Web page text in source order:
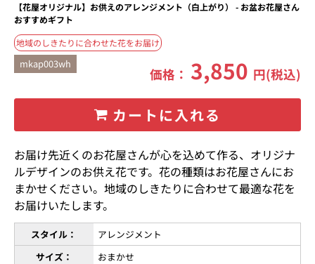
【花屋オリジナル】お供えのアレンジメント（白上がり） - お盆お花屋さん
おすすめギフト
地域のしきたりに合わせた花をお届け
mkap003wh
価格： 3,850 円(税込)
カートに入れる
お届け先近くのお花屋さんが心を込めて作る、オリジナ
ルデザインのお供え花です。花の種類はお花屋さんにお
まかせください。地域のしきたりに合わせて最適な花を
お届けいたします。
スタイル：
アレンジメント
サイズ：
おまかせ